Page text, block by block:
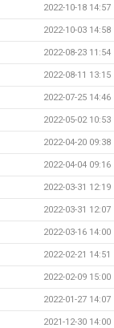
2022-10-18 14:57
2022-10-03 14:58
2022-08-23 11:54
2022-08-11 13:15
2022-07-25 14:46
2022-05-02 10:53
2022-04-20 09:38
2022-04-04 09:16
2022-03-31 12:19
2022-03-31 12:07
2022-03-16 14:00
2022-02-21 14:51
2022-02-09 15:00
2022-01-27 14:07
2021-12-30 14:00